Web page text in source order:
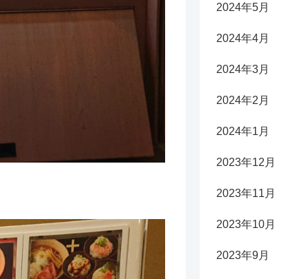
2024年5月
2024年4月
2024年3月
2024年2月
2024年1月
2023年12月
2023年11月
2023年10月
2023年9月